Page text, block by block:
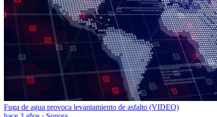
Fuga de agua provoca levantamiento de asfalto (VIDEO)